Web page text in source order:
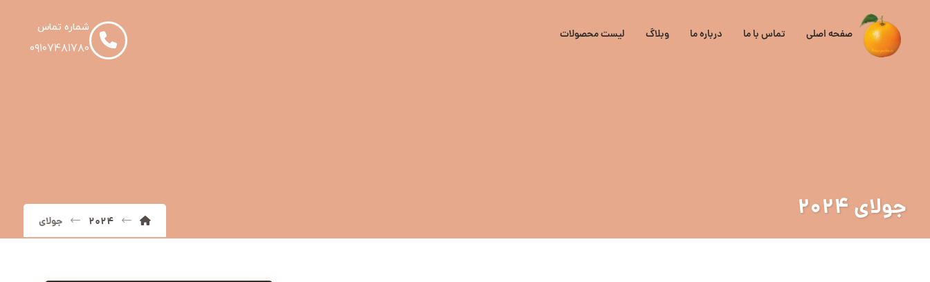
شماره تماس
۰۹۱۰۷۴۸۱۷۸۰
صفحه اصلی تماس با ما درباره ما وبلاگ لیست محصولات
جولای ۲۰۲۴ ۲۰۲۴ جولای